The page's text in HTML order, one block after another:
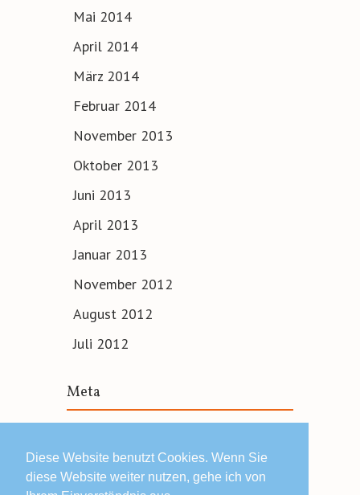
Diese Website benutzt Cookies. Wenn Sie
diese Website weiter nutzen, gehe ich von
Mai 2014
April 2014
März 2014
Februar 2014
November 2013
Oktober 2013
Juni 2013
April 2013
Januar 2013
November 2012
August 2012
Juli 2012
Meta